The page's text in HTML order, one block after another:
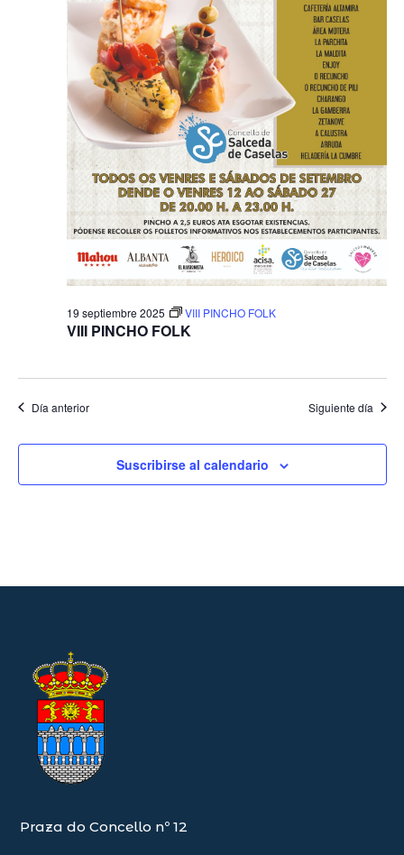
VIII PINCHO FOLK
19 septiembre 2025 VIII PINCHO FOLK
Día anterior Siguiente día
Suscribirse al calendario
Praza do Concello nº 12